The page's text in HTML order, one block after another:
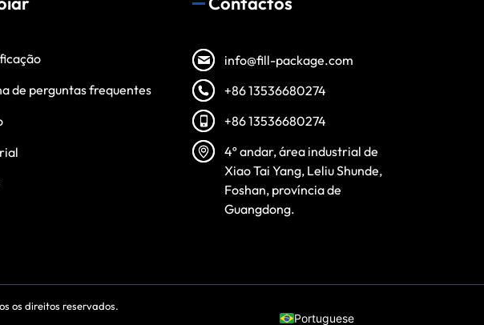
de perguntas frequentes
info@fill-package.com
+86 13536680274
+86 13536680274
4º andar, área industrial de
Xiao Tai Yang, Leliu Shunde,
Foshan, província de
Guangdong.
os direitos reservados.
Portuguese
Turkish
Vietnamese
Spanish